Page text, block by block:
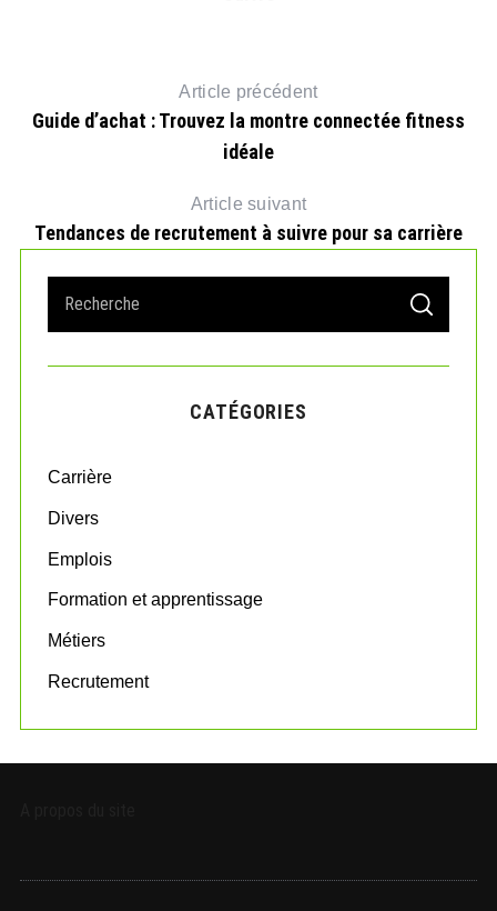
Article précédent
Guide d’achat : Trouvez la montre connectée fitness
idéale
Article suivant
Tendances de recrutement à suivre pour sa carrière
a
r
o
:
S
A
C
CATÉGORIES
Carrière
Divers
Emplois
Formation et apprentissage
Métiers
Recrutement